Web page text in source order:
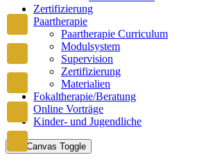
Zertifizierung
Paartherapie
Paartherapie Curriculum
Modulsystem
Supervision
Zertifizierung
Materialien
Fokaltherapie/Beratung
Online Vorträge
Kinder- und Jugendliche
Off-Canvas Toggle